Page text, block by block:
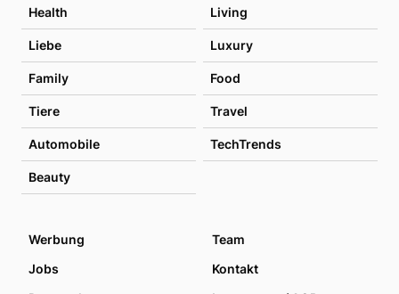
Health Living
Liebe Luxury
Family Food
Tiere Travel
Automobile TechTrends
Beauty
Werbung
Team
Jobs
Kontakt